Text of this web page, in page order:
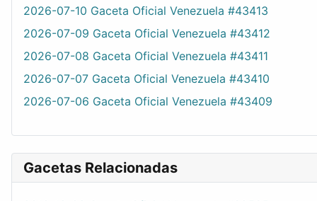
2026-07-10 Gaceta Oficial Venezuela #43413
2026-07-09 Gaceta Oficial Venezuela #43412
2026-07-08 Gaceta Oficial Venezuela #43411
2026-07-07 Gaceta Oficial Venezuela #43410
2026-07-06 Gaceta Oficial Venezuela #43409
Gacetas Relacionadas